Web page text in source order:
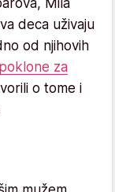
deca uživaju
od njihovih
za
o tome i